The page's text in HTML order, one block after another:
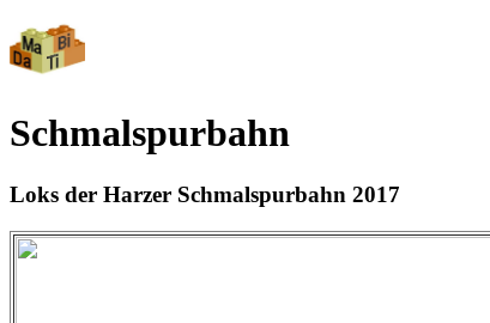
Schmalspurbahn
Loks der Harzer Schmalspurbahn 2017